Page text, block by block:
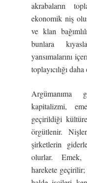
akrabaların
ekonomik niş
ve klan
bunlara
yansımalarını
toplayıcılığı
kapitalizmi,
geçirildiği
örgütlenir.
şirketlerin
olurlar. Emek,
harekete